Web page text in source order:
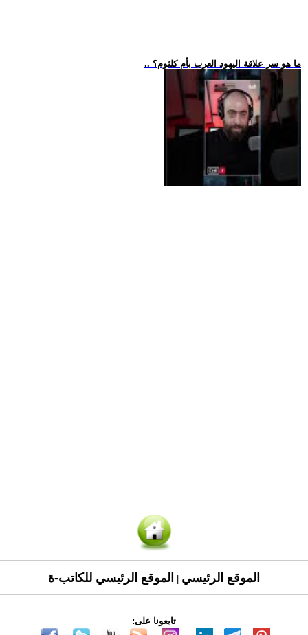
.. ما هو سر علاقة اليهود العرب بأم كلثوم؟
الموقع الرئيسي الموقع الرئيسي للكاتب-ة
تابعونا على: